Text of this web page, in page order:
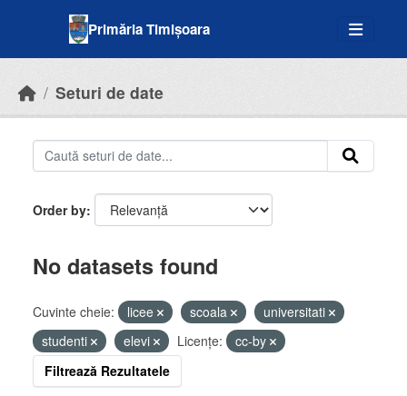
Primăria Timișoara
Seturi de date
Order by
No datasets found
Cuvinte cheie: licee scoala
universitati
studenti
elevi Licenţe:
cc-by
Filtrează Rezultatele